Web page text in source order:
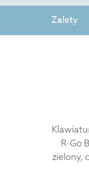
Zalety
R-Go
zielony,